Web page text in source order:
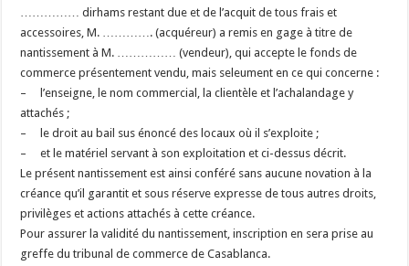
…………… dirhams restant due et de l’acquit de tous frais et
accessoires, M. …………. (acquéreur) a remis en gage à titre de
nantissement à M. …………… (vendeur), qui accepte le fonds de
commerce présentement vendu, mais seleument en ce qui concerne :
– l’enseigne, le nom commercial, la clientèle et l’achalandage y
attachés ;
– le droit au bail sus énoncé des locaux où il s’exploite ;
– et le matériel servant à son exploitation et ci-dessus décrit.
Le présent nantissement est ainsi conféré sans aucune novation à la
créance qu’il garantit et sous réserve expresse de tous autres droits,
privilèges et actions attachés à cette créance.
Pour assurer la validité du nantissement, inscription en sera prise au
greffe du tribunal de commerce de Casablanca.